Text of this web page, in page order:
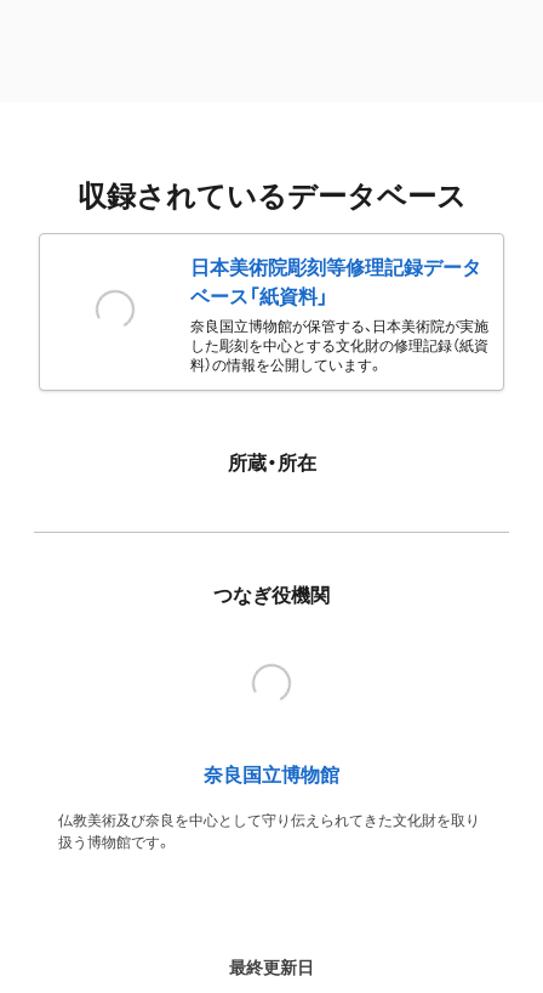
収録されているデータベース
日本美術院彫刻等修理記録データ
ベース「紙資料」
奈良国立博物館が保管する、日本美術院が実施
した彫刻を中心とする文化財の修理記録（紙資
料）の情報を公開しています。
所蔵・所在
つなぎ役機関
奈良国立博物館
仏教美術及び奈良を中心として守り伝えられてきた文化財を取り
扱う博物館です。
最終更新日